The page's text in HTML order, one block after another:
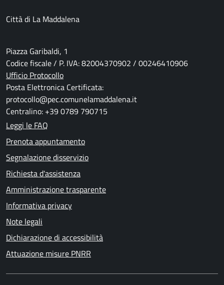
Città di La Maddalena
Piazza Garibaldi, 1
Codice fiscale / P. IVA: 82004370902 / 00246410906
Ufficio Protocollo
Posta Elettronica Certificata:
protocollo@pec.comunelamaddalena.it
Centralino: +39 0789 790715
Leggi le FAQ
Prenota appuntamento
Segnalazione disservizio
Richiesta d'assistenza
Amministrazione trasparente
Informativa privacy
Note legali
Dichiarazione di accessibilità
Attuazione misure PNRR